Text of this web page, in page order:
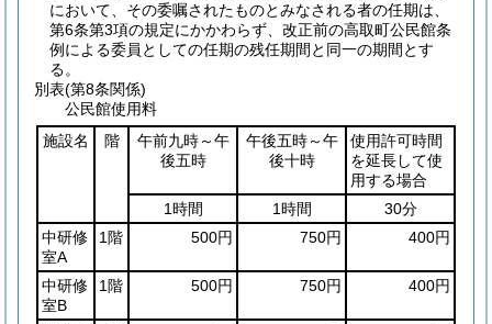
において、その委嘱されたものとみなされる者の任期は、
第6条第3項の規定にかかわらず、改正前の高取町公民館条
例による委員としての任期の残任期間と同一の期間とす
る。
別表(第8条関係)
公民館使用料
施設名
階
午前九時～午
後五時
午後五時～午
後十時
使用許可時間
を延長して使
用する場合
1時間
1時間
30分
中研修
室A
1階 500円 750円 400円
中研修
室B
1階 500円 750円 400円